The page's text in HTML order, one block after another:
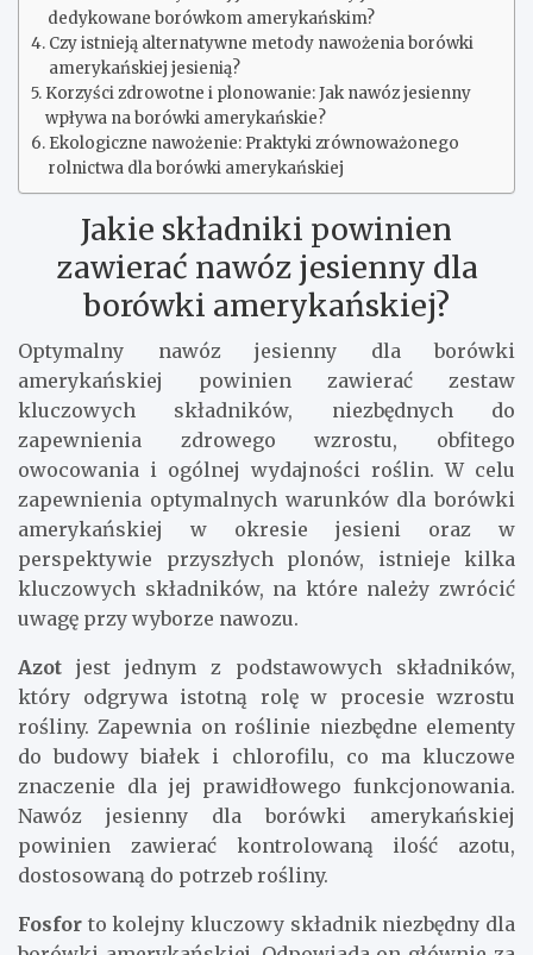
dedykowane borówkom amerykańskim?
Czy istnieją alternatywne metody nawożenia borówki
amerykańskiej jesienią?
Korzyści zdrowotne i plonowanie: Jak nawóz jesienny
wpływa na borówki amerykańskie?
Ekologiczne nawożenie: Praktyki zrównoważonego
rolnictwa dla borówki amerykańskiej
Jakie składniki powinien
zawierać nawóz jesienny dla
borówki amerykańskiej?
Optymalny nawóz jesienny dla borówki
amerykańskiej powinien zawierać zestaw
kluczowych składników, niezbędnych do
zapewnienia zdrowego wzrostu, obfitego
owocowania i ogólnej wydajności roślin. W celu
zapewnienia optymalnych warunków dla borówki
amerykańskiej w okresie jesieni oraz w
perspektywie przyszłych plonów, istnieje kilka
kluczowych składników, na które należy zwrócić
uwagę przy wyborze nawozu.
Azot jest jednym z podstawowych składników,
który odgrywa istotną rolę w procesie wzrostu
rośliny. Zapewnia on roślinie niezbędne elementy
do budowy białek i chlorofilu, co ma kluczowe
znaczenie dla jej prawidłowego funkcjonowania.
Nawóz jesienny dla borówki amerykańskiej
powinien zawierać kontrolowaną ilość azotu,
dostosowaną do potrzeb rośliny.
Fosfor to kolejny kluczowy składnik niezbędny dla